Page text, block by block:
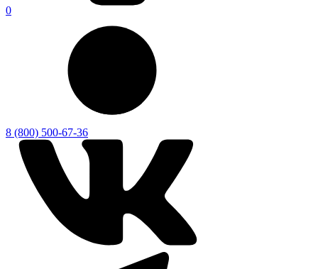
0
8 (800) 500-67-36